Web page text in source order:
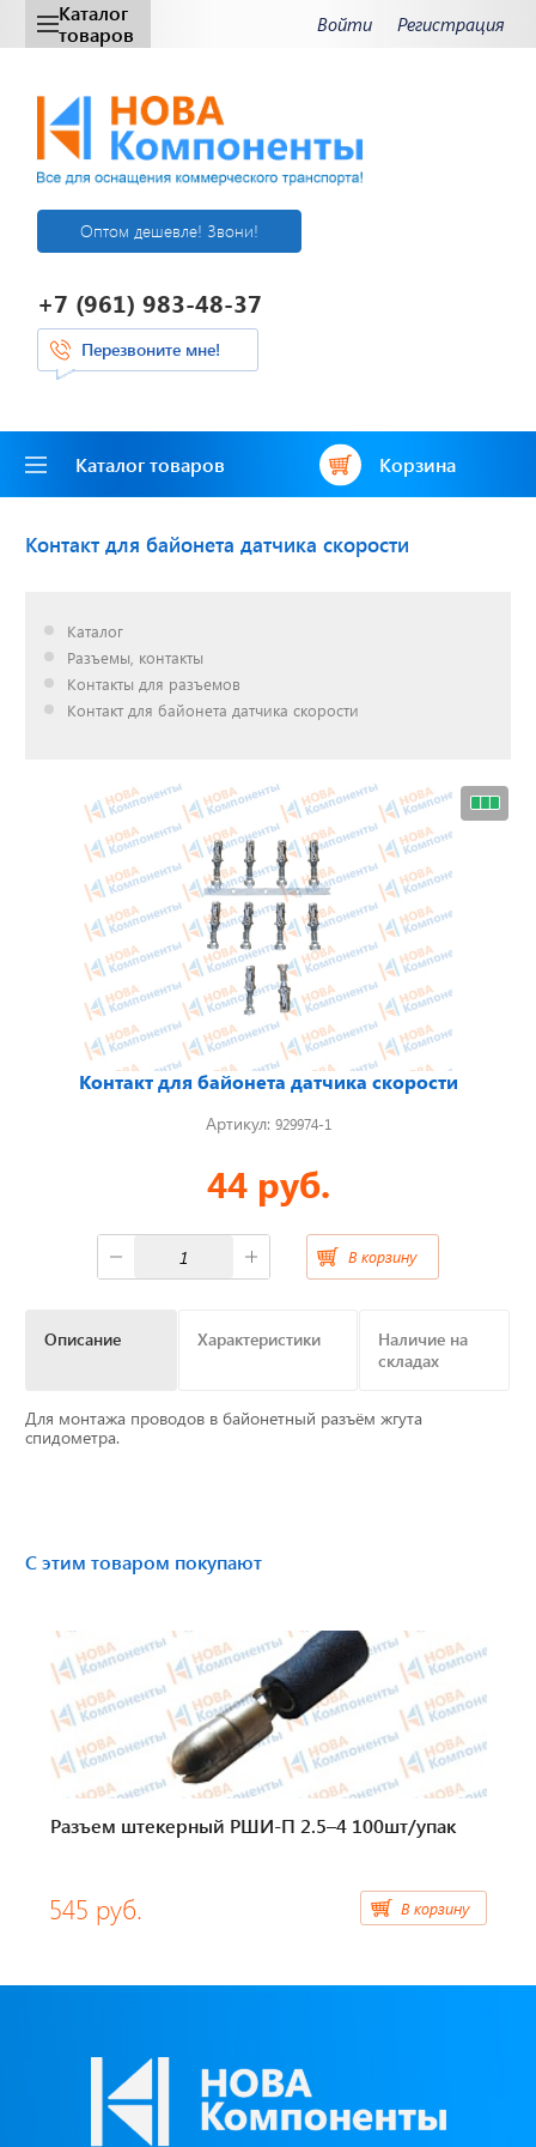
Каталог
товаров
Войти Регистрация
Оптом дешевле! Звони!
+7 (961) 983-48-37
Перезвоните мне!
Каталог товаров Корзина
Открылся новый
склад
г. Нижний Новгород
Акции. Скидки.
Спецпредложения.
Узнать подробнее...
Отвечаем на актуальные
Приборные панели
Распродажа
GPS и ГЛОНАСС трекеры
Блоки СКЗИ (НКМ)
Тахографы
Элементы питания
GPS/GSM Антенны
Картриджи для принтеров этикеток
Короба для тахографов
Спидометры
Контакт для байонета датчика скорости
Каталог
Разъемы, контакты
Контакты для разъемов
Контакт для байонета датчика скорости
Контакт для байонета датчика скорости
Артикул: 929974-1
44 руб.
В корзину
Описание Характеристики
Наличие на
складах
Для монтажа проводов в байонетный разъём жгута
спидометра.
С этим товаром покупают
Разъем штекерный РШИ-П 2.5–4 100шт/упак
545 руб. В корзину